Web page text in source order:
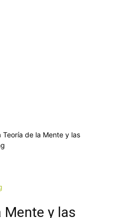
Teoría de la Mente y las
Mente y las